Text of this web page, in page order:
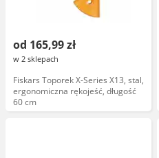
od 165,99 zł
w 2 sklepach
Fiskars Toporek X-Series X13, stal,
ergonomiczna rękojeść, długość
60 cm